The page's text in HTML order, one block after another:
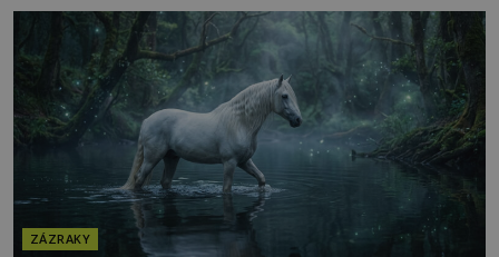
Měšťané pozorují konání muže, který se stává
nesmrtelnou legendou již během
ZÁZRAKY